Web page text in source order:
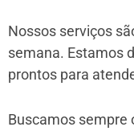
Nossos serviços
semana. Estamos
prontos para
Buscamos sempre